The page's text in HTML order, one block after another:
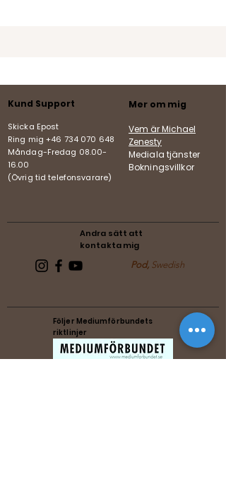
Kund Support
Skicka Epost
Ring mig +46 734 070 648
Måndag-Fredag 08.00-
16.00
(Övrig tid telefonsvarare)
Mer om mig
Vem är Michael
Zenesty
Mediala tjänster
Bokningsvillkor
Andra sätt att
kontakta mig
Pod, Swedish
Följer Mediumförbundets
riktlinjer